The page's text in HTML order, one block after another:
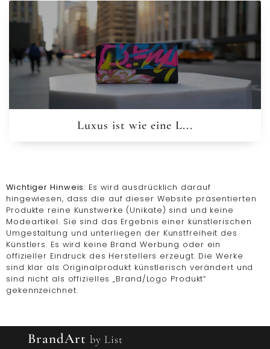
Luxus ist wie eine L...
Wichtiger Hinweis: Es wird ausdrücklich darauf
hingewiesen, dass die auf dieser Website präsentierten
Produkte reine Kunstwerke (Unikate) sind und keine
Modeartikel. Sie sind das Ergebnis einer künstlerischen
Umgestaltung und unterliegen der Kunstfreiheit des
Künstlers. Es wird keine Brand Werbung oder ein
offizieller Eindruck des Herstellers erzeugt. Die Werke
sind klar als Originalprodukt künstlerisch verändert und
sind nicht als offizielles „Brand/Logo Produkt“
gekennzeichnet.
BrandArt by List